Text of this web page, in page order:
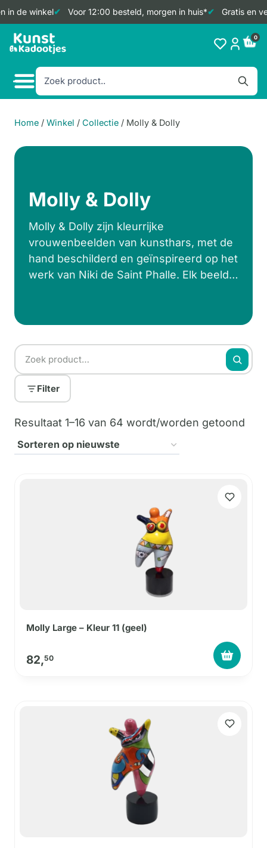
de winkel Voor 12:00 besteld, morgen in huis* Gratis en
Doorgaan
naar
0
Home / Winkel / Collectie / Molly & Dolly
Molly & Dolly
Molly & Dolly zijn kleurrijke
vrouwenbeelden van kunsthars, met de
hand beschilderd en geïnspireerd op het
werk van Niki de Saint Phalle. Elk beeldje
Filter
Resultaat 1–16 van 64 wordt/worden getoond
Molly Large – Kleur 11 (geel)
82,50